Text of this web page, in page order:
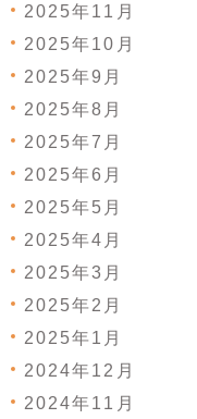
2025年11月
2025年10月
2025年9月
2025年8月
2025年7月
2025年6月
2025年5月
2025年4月
2025年3月
2025年2月
2025年1月
2024年12月
2024年11月